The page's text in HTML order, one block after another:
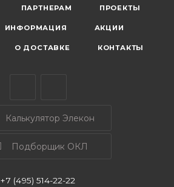
ПАРТНЕРАМ ПРОЕКТЫ
ИНФОРМАЦИЯ АКЦИИ
О ДОСТАВКЕ КОНТАКТЫ
Калькулятор Элекон
Подборщик ОКЛ
+7 (495) 514-22-22